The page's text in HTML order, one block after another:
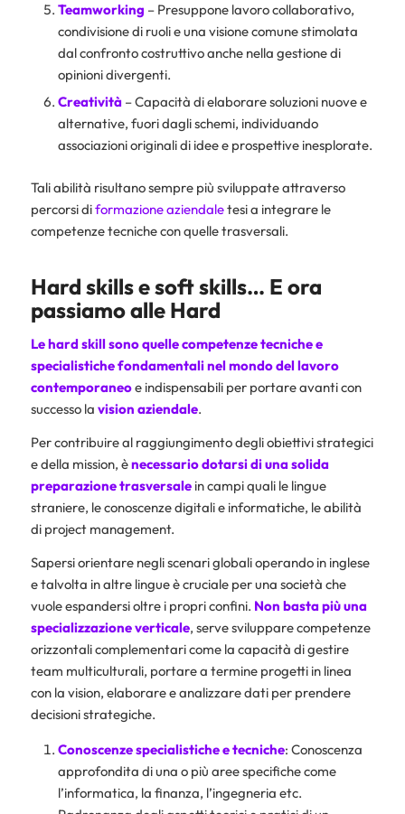
Teamworking – Presuppone lavoro collaborativo,
condivisione di ruoli e una visione comune stimolata
dal confronto costruttivo anche nella gestione di
opinioni divergenti.
Creatività– Capacità di elaborare soluzioni nuove e
alternative, fuori dagli schemi, individuando
associazioni originali di idee e prospettive inesplorate.
Tali abilità risultano sempre più sviluppate attraverso
percorsi diformazione aziendaletesi a integrare le
competenze tecniche con quelle trasversali.
Hard skills e soft skills… E ora
passiamo alle Hard
Le hard skill sono quelle competenze tecniche e
specialistiche fondamentali nel mondo del lavoro
contemporaneoe indispensabili per portare avanti con
successo la vision aziendale.
Per contribuire al raggiungimento degli obiettivi strategici
e della mission, ènecessario dotarsi di una solida
preparazione trasversalein campi quali le lingue
straniere, le conoscenze digitali e informatiche, le abilità
di project management.
Sapersi orientare negli scenari globali operando in inglese
e talvolta in altre lingue è cruciale per una società che
vuole espandersi oltre i propri confini. Non basta più una
specializzazione verticale, serve sviluppare competenze
orizzontali complementari come la capacità di gestire
team multiculturali, portare a termine progetti in linea
con la vision, elaborare e analizzare dati per prendere
decisioni strategiche.
Conoscenze specialistiche e tecniche: Conoscenza
approfondita di una o più aree specifiche come
l’informatica, la finanza, l’ingegneria etc.